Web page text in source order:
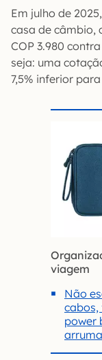
Em julho de
casa de câmbio,
COP 3.980
seja: uma
7,5% inferior
viagem
Não
cabos,
power